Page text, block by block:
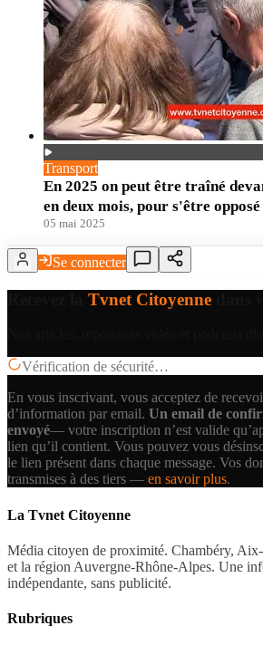
Transport
En 2025 on peut être traîné
en deux mois, pour s'être
05 mai 2025
Se connecter
Tvnet Citoyenne
Vérification de sécurité…
En vous inscrivant, vous acceptez de
d’information par email. Un email de
envoyé— votre inscription n’est valide
lien qu’il contient. Vous pouvez vous
le lien présent dans chaque message. Vos
transmises à des tiers — en savoir plus.
La Tvnet Citoyenne
Média citoyen de proximité. Chambéry,
et la région Auvergne-Rhône-Alpes. Une
indépendante, sans publicité.
Rubriques